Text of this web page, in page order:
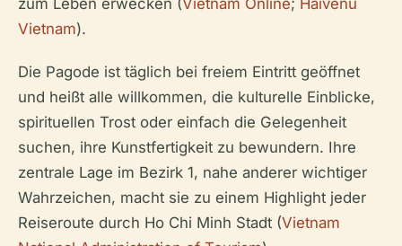
zum Leben erwecken (Vietnam Online; Haivenu
Vietnam).
Die Pagode ist täglich bei freiem Eintritt geöffnet
und heißt alle willkommen, die kulturelle Einblicke,
spirituellen Trost oder einfach die Gelegenheit
suchen, ihre Kunstfertigkeit zu bewundern. Ihre
zentrale Lage im Bezirk 1, nahe anderer wichtiger
Wahrzeichen, macht sie zu einem Highlight jeder
Reiseroute durch Ho Chi Minh Stadt (Vietnam